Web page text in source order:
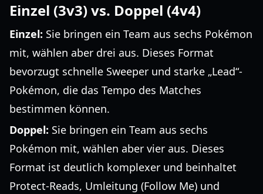
Einzel (3v3) vs. Doppel (4v4)
Einzel: Sie bringen ein Team aus sechs Pokémon
mit, wählen aber drei aus. Dieses Format
bevorzugt schnelle Sweeper und starke „Lead“-
Pokémon, die das Tempo des Matches
bestimmen können.
Doppel: Sie bringen ein Team aus sechs
Pokémon mit, wählen aber vier aus. Dieses
Format ist deutlich komplexer und beinhaltet
Protect-Reads, Umleitung (Follow Me) und